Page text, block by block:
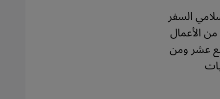
السفر
الأعمال
عشر ومن